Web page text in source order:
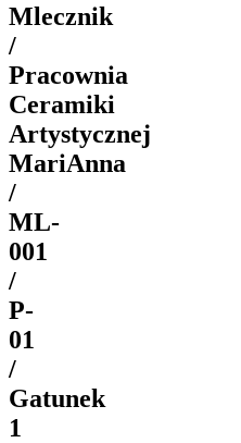
Mlecznik
/
Pracownia
Ceramiki
Artystycznej
MariAnna
/
ML-
001
/
P-
01
/
Gatunek
1